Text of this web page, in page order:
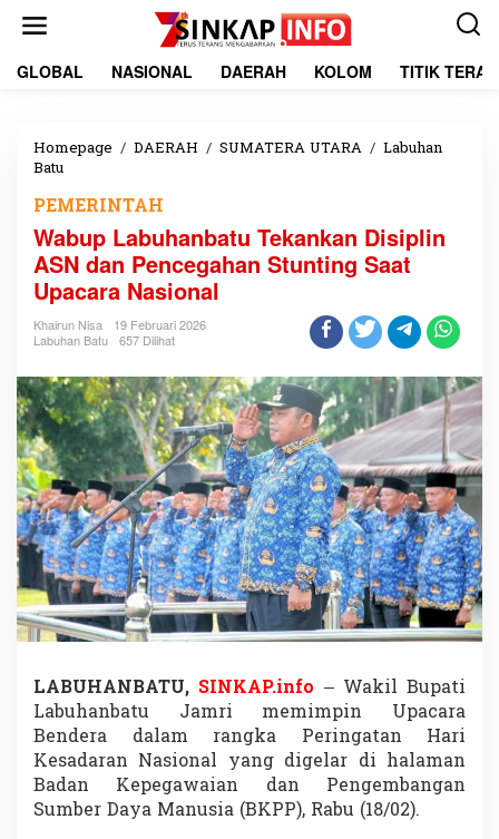
GLOBAL NASIONAL DAERAH KOLOM TITIK
Homepage / DAERAH / SUMATERA UTARA / Labuhan
Batu
b
u
p
L
a
u
h
n
b
a
t
u
T
e
k
a
n
k
a
n
s
i
p
i
n
A
PEMERINTAH
Wabup Labuhanbatu Tekankan Disiplin
ASN dan Pencegahan Stunting Saat
Upacara Nasional
Khairun Nisa
19 Februari 2026
Labuhan Batu
657 Dilihat
LABUHANBATU, SINKAP.info – Wakil Bupati
Labuhanbatu Jamri memimpin Upacara
Bendera dalam rangka Peringatan Hari
Kesadaran Nasional yang digelar di halaman
Badan Kepegawaian dan Pengembangan
Sumber Daya Manusia (BKPP), Rabu (18/02).